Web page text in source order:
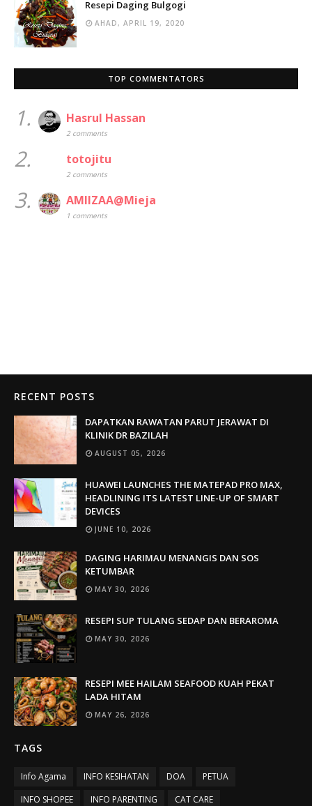
Resepi Daging Bulgogi
AHAD, APRIL 19, 2020
TOP COMMENTATORS
1. Hasrul Hassan
2 comments
2. totojitu
2 comments
3. AMIIZAA@Mieja
1 comments
RECENT POSTS
DAPATKAN RAWATAN PARUT JERAWAT DI
KLINIK DR BAZILAH
AUGUST 05, 2026
HUAWEI LAUNCHES THE MATEPAD PRO MAX,
HEADLINING ITS LATEST LINE-UP OF SMART
DEVICES
JUNE 10, 2026
DAGING HARIMAU MENANGIS DAN SOS
KETUMBAR
MAY 30, 2026
RESEPI SUP TULANG SEDAP DAN BERAROMA
MAY 30, 2026
RESEPI MEE HAILAM SEAFOOD KUAH PEKAT
LADA HITAM
MAY 26, 2026
TAGS
Info Agama INFO KESIHATAN DOA
PETUA
INFO SHOPEE
INFO PARENTING
CAT CARE